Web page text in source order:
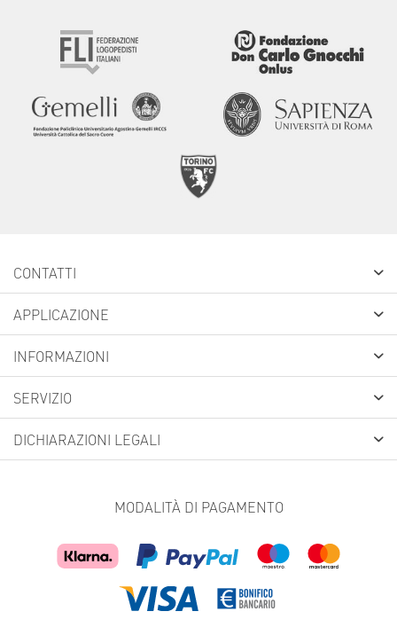
CONTATTI
APPLICAZIONE
INFORMAZIONI
SERVIZIO
DICHIARAZIONI LEGALI
MODALITÀ DI PAGAMENTO